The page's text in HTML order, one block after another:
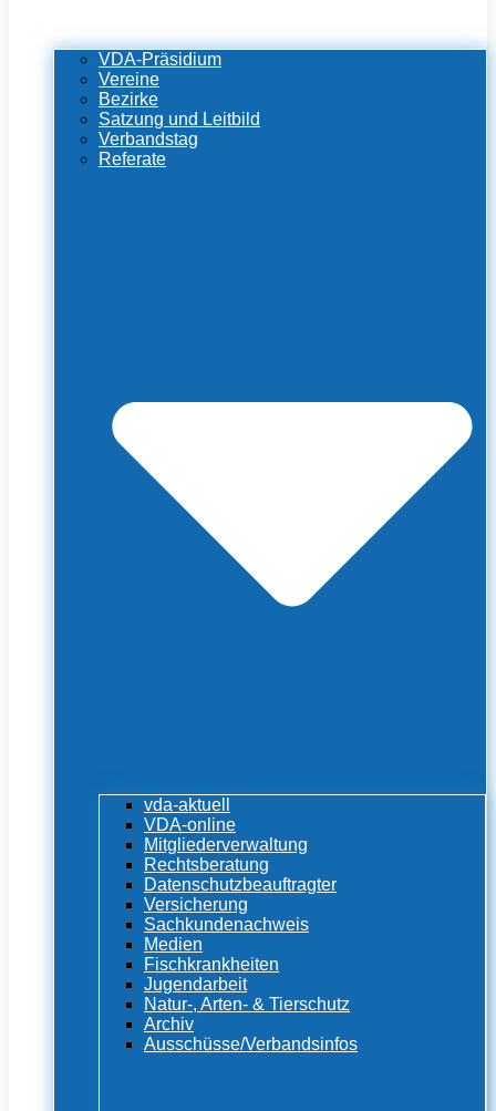
VDA-Präsidium
Vereine
Bezirke
Satzung und Leitbild
Verbandstag
Referate
vda-aktuell
VDA-online
Mitgliederverwaltung
Rechtsberatung
Datenschutzbeauftragter
Versicherung
Sachkundenachweis
Medien
Fischkrankheiten
Jugendarbeit
Natur-, Arten- & Tierschutz
Archiv
Ausschüsse/Verbandsinfos